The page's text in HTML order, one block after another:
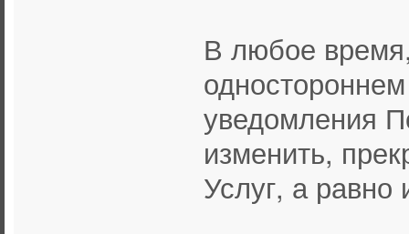
В любое
уведомления
изменить,
Услуг, а